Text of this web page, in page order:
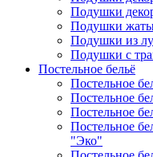
Подушки
Подушки
Подушки из
Подушки с
Постельное бельё
Постельное
Постельное
Постельное
Постельное
"Эко"